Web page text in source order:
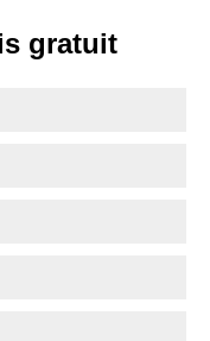
gratuit